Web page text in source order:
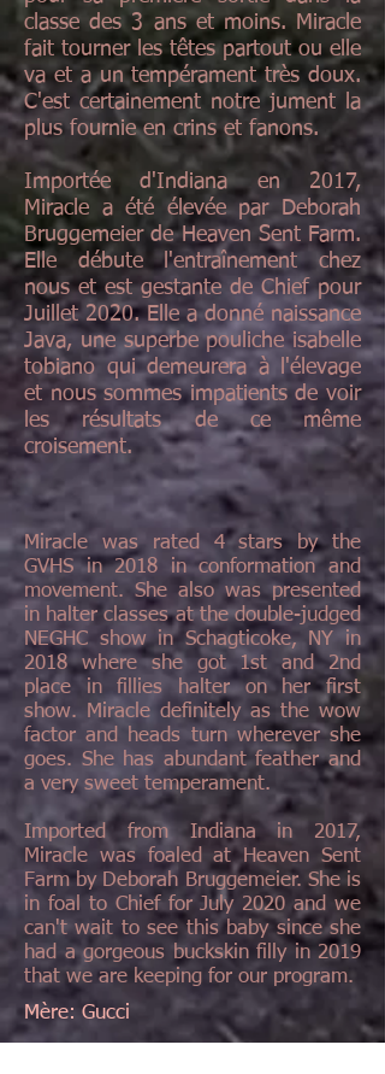
classe des 3 ans et moins. Miracle
fait tourner les têtes partout ou elle
va et a un tempérament très doux.
C'est certainement notre jument la
plus fournie en crins et fanons.
Importée d'Indiana en 2017,
Miracle a été élevée par Deborah
Bruggemeier de Heaven Sent Farm.
Elle débute l'entraînement chez
nous et est gestante de Chief pour
Juillet 2020. Elle a donné naissance
Java, une superbe pouliche isabelle
tobiano qui demeurera à l'élevage
et nous sommes impatients de voir
les résultats de ce même
croisement.
Miracle was rated 4 stars by the
GVHS in 2018 in conformation and
movement. She also was presented
in halter classes at the double-judged
NEGHC show in Schagticoke, NY in
2018 where she got 1st and 2nd
place in fillies halter on her first
show. Miracle definitely as the wow
factor and heads turn wherever she
goes. She has abundant feather and
a very sweet temperament.
Imported from Indiana in 2017,
Miracle was foaled at Heaven Sent
Farm by Deborah Bruggemeier. She is
in foal to Chief for July 2020 and we
can't wait to see this baby since she
had a gorgeous buckskin filly in 2019
that we are keeping for our program.
Mère: Gucci